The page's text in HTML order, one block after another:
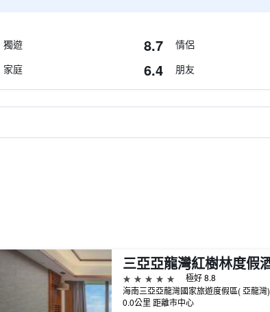
獨遊 8.7 情侶
家庭 6.4 朋友
5星級
極好 8.8
海南三亞亞龍灣國家旅遊度假區( 亞龍灣)
0.0公里 距離市中心